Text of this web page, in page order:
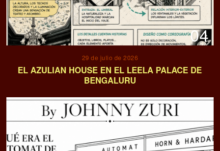
04
29 de julio de 2026
EL AZULIAN HOUSE EN EL LEELA PALACE DE
BENGALURU